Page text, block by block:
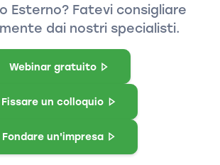
Esterno? Fatevi consigliare
dai nostri specialisti.
Webinar gratuito
Fissare un colloquio
Fondare un'impresa